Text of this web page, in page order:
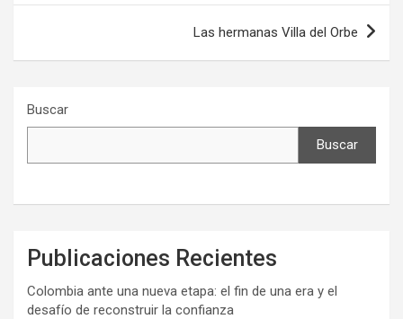
Las hermanas Villa del Orbe
Buscar
Buscar
Publicaciones Recientes
Colombia ante una nueva etapa: el fin de una era y el
desafío de reconstruir la confianza